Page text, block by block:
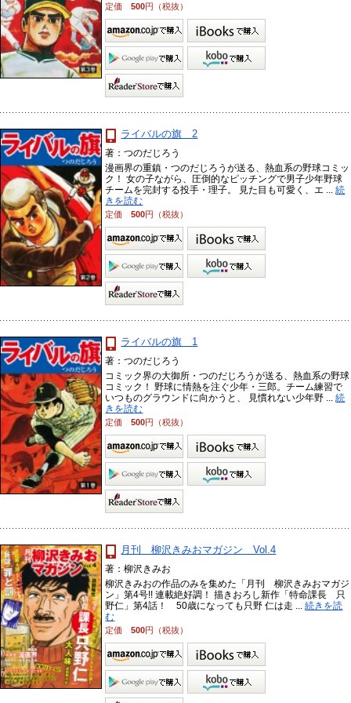
定価500円（税抜）
ライバルの旗 2
著：つのだじろう
漫画界の重鎮・つのだじろうが送る、熱血系の野球コミッ
ク！ 女の子ながら、圧倒的なピッチングで男子少年野球
チームを完封する投手・理子。 見た目も可愛く、エ ...続
きを読む
定価500円（税抜）
ライバルの旗 1
著：つのだじろう
コミック界の大御所・つのだじろうが送る、熱血系の野球
コミック！ 野球に情熱を注ぐ少年・三郎。チーム練習で
いつものグラウンドに向かうと、 見慣れない少年野 ...続
きを読む
定価500円（税抜）
月刊 柳沢きみおマガジン Vol.4
著：柳沢きみお
柳沢きみおの作品のみを集めた「月刊 柳沢きみおマガジ
ン」第4号!! 連載絶好調！ 描きおろし新作「特命課長 只
野仁」第4話！ 50歳になっても只野 仁は走 ...続きを読
む
定価500円（税抜）